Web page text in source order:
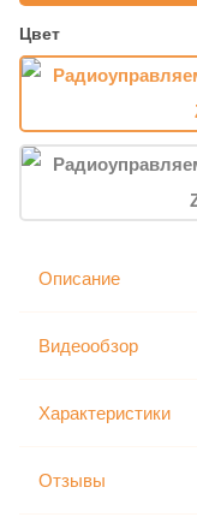
Цвет
Описание
Видеообзор
Характеристики
Отзывы